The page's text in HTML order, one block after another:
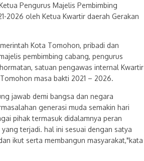
Pengurus Majelis Pembimbing
2026 oleh Ketua Kwartir daerah Gerakan
Kota Tomohon, pribadi dan
pembimbing cabang, pengurus
satuan pengawas internal Kwartir
masa bakti 2021 – 2026.
jawab demi bangsa dan negara
generasi muda semakin hari
pihak termasuk didalamnya peran
terjadi. hal ini sesuai dengan satya
ikut serta membangun masyarakat,"kata